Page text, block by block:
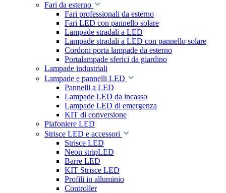
Fari da esterno
Fari professionali da esterno
Fari LED con pannello solare
Lampade stradali a LED
Lampade stradali a LED con pannello solare
Cordoni porta lampade da esterno
Portalampade sferici da giardino
Lampade industriali
Lampade e pannelli LED
Pannelli a LED
Lampade LED da incasso
Lampade LED di emergenza
KIT di conversione
Plafoniere LED
Strisce LED e accessori
Strisce LED
Neon stripLED
Barre LED
KIT Strisce LED
Profili in alluminio
Controller